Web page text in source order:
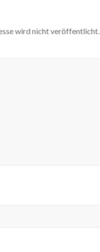
wird nicht veröffentlicht.